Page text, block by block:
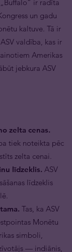
ir radīta
un gadu
kaltuve. Tā ir
valdība, kas ir
Amerikas
jebkura ASV
zelta cenas.
tiek noteikta pēc
zelta cenai.
līdzeklis. ASV
līdzeklis
Tas, ka ASV
Monētu
simboli,
— indiānis,